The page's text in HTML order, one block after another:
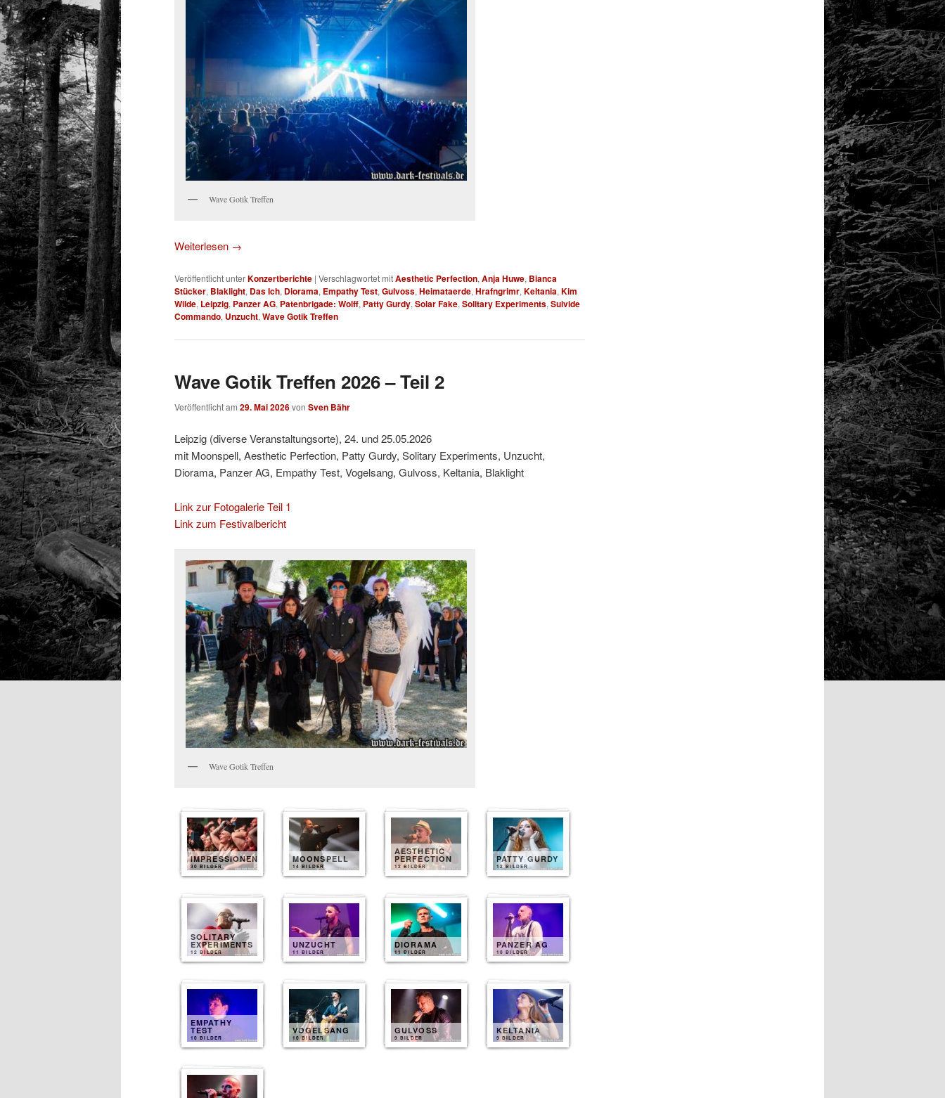
Wave Gotik Treffen
Weiterlesen →
Veröffentlicht unterKonzertberichte | Verschlagwortet mitAesthetic Perfection, Anja Huwe, Bianca
Stücker, Blaklight, Das Ich, Diorama, Empathy Test, Gulvoss, Heimataerde, Hrafngrimr, Keltania, Kim
Wilde, Leipzig, Panzer AG, Patenbrigade: Wolff, Patty Gurdy, Solar Fake, Solitary Experiments, Suivide
Commando, Unzucht, Wave Gotik Treffen
Wave Gotik Treffen 2026 – Teil 2
Veröffentlicht am 29. Mai 2026von Sven Bähr
Leipzig (diverse Veranstaltungsorte), 24. und 25.05.2026
mit Moonspell, Aesthetic Perfection, Patty Gurdy, Solitary Experiments, Unzucht,
Diorama, Panzer AG, Empathy Test, Vogelsang, Gulvoss, Keltania, Blaklight
Link zur Fotogalerie Teil 1
Link zum Festivalbericht
Wave Gotik Treffen
IMPRESSIONEN
30 BILDER
MOONSPELL
14 BILDER
AESTHETIC
PERFECTION
12 BILDER
PATTY GURDY
12 BILDER
SOLITARY
EXPERIMENTS
12 BILDER
UNZUCHT
11 BILDER
DIORAMA
11 BILDER
PANZER AG
10 BILDER
EMPATHY
TEST
10 BILDER
VOGELSANG
10 BILDER
GULVOSS
9 BILDER
KELTANIA
9 BILDER